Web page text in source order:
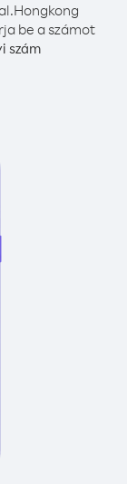
Hongkong
be a számot
szám